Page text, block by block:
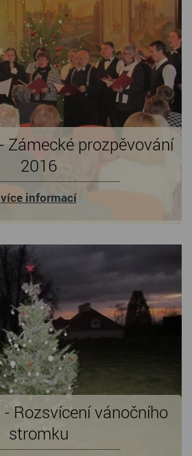
Zámecké prozpěvování
2016
více informací
Rozsvícení vánočního
stromku